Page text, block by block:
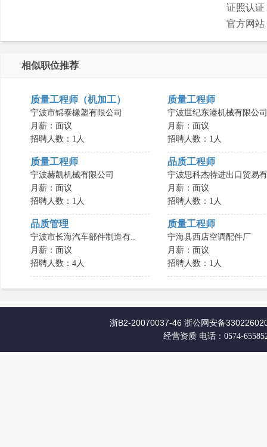
证照认证
官方网站
相似职位推荐
质量工程师（机加工）
宁波市锦泰橡塑有限公司
月薪：面议
招聘人数：1人
质量工程师
宁波世纪东港机械有限公司
月薪：面议
招聘人数：1人
质量工程师
宁波赫凯机械有限公司
月薪：面议
招聘人数：1人
品质工程师
宁波思科杰特进出口贸易
月薪：面议
招聘人数：1人
品质管理
宁波市长海汽车部件制造有..
月薪：面议
招聘人数：4人
质量工程师
宁海县西店空调配件厂
月薪：面议
招聘人数：1人
浙B2-20070037-46 浙公网安备
经营资质 电话：0574-